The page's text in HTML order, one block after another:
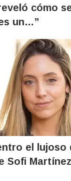
cómo
un…”
el lujoso
Sofi